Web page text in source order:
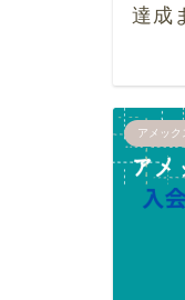
達成
アメック